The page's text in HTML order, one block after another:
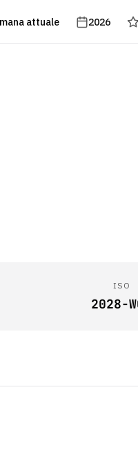
attuale 2026
ISO
2028-